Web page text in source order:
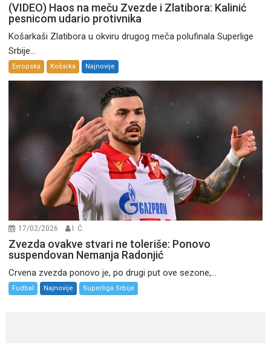
(VIDEO) Haos na meču Zvezde i Zlatibora: Kalinić
pesnicom udario protivnika
Košarkaši Zlatibora u okviru drugog meča polufinala Superlige
Srbije...
Evropska Košarka Najnovije
17/02/2026 I. Ć.
Zvezda ovakve stvari ne toleriše: Ponovo
suspendovan Nemanja Radonjić
Crvena zvezda ponovo je, po drugi put ove sezone,...
Fudbal Najnovije Superliga Srbije